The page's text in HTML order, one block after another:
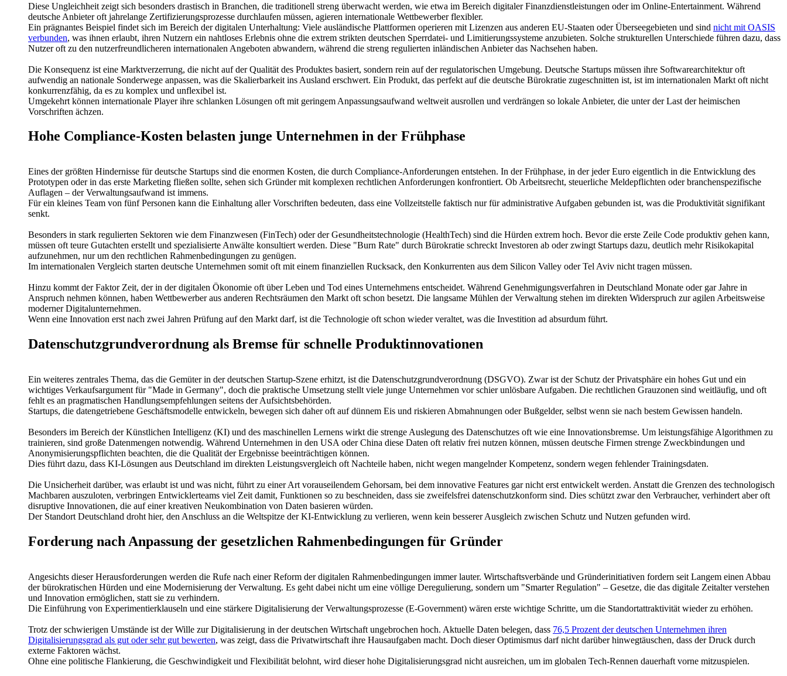
Diese Ungleichheit zeigt sich besonders drastisch in Branchen, die traditionell streng überwacht werden, wie etwa im Bereich digitaler Finanzdienstleistungen oder im Online-Entertainment. Während
deutsche Anbieter oft jahrelange Zertifizierungsprozesse durchlaufen müssen, agieren internationale Wettbewerber flexibler.
Ein prägnantes Beispiel findet sich im Bereich der digitalen Unterhaltung: Viele ausländische Plattformen operieren mit Lizenzen aus anderen EU-Staaten oder Überseegebieten und sind nicht mit OASIS
verbunden, was ihnen erlaubt, ihren Nutzern ein nahtloses Erlebnis ohne die extrem strikten deutschen Sperrdatei- und Limitierungssysteme anzubieten. Solche strukturellen Unterschiede führen dazu, dass
Nutzer oft zu den nutzerfreundlicheren internationalen Angeboten abwandern, während die streng regulierten inländischen Anbieter das Nachsehen haben.
Die Konsequenz ist eine Marktverzerrung, die nicht auf der Qualität des Produktes basiert, sondern rein auf der regulatorischen Umgebung. Deutsche Startups müssen ihre Softwarearchitektur oft
aufwendig an nationale Sonderwege anpassen, was die Skalierbarkeit ins Ausland erschwert. Ein Produkt, das perfekt auf die deutsche Bürokratie zugeschnitten ist, ist im internationalen Markt oft nicht
konkurrenzfähig, da es zu komplex und unflexibel ist.
Umgekehrt können internationale Player ihre schlanken Lösungen oft mit geringem Anpassungsaufwand weltweit ausrollen und verdrängen so lokale Anbieter, die unter der Last der heimischen
Vorschriften ächzen.
Hohe Compliance-Kosten belasten junge Unternehmen in der Frühphase
Eines der größten Hindernisse für deutsche Startups sind die enormen Kosten, die durch Compliance-Anforderungen entstehen. In der Frühphase, in der jeder Euro eigentlich in die Entwicklung des
Prototypen oder in das erste Marketing fließen sollte, sehen sich Gründer mit komplexen rechtlichen Anforderungen konfrontiert. Ob Arbeitsrecht, steuerliche Meldepflichten oder branchenspezifische
Auflagen – der Verwaltungsaufwand ist immens.
Für ein kleines Team von fünf Personen kann die Einhaltung aller Vorschriften bedeuten, dass eine Vollzeitstelle faktisch nur für administrative Aufgaben gebunden ist, was die Produktivität signifikant
senkt.
Besonders in stark regulierten Sektoren wie dem Finanzwesen (FinTech) oder der Gesundheitstechnologie (HealthTech) sind die Hürden extrem hoch. Bevor die erste Zeile Code produktiv gehen kann,
müssen oft teure Gutachten erstellt und spezialisierte Anwälte konsultiert werden. Diese "Burn Rate" durch Bürokratie schreckt Investoren ab oder zwingt Startups dazu, deutlich mehr Risikokapital
aufzunehmen, nur um den rechtlichen Rahmenbedingungen zu genügen.
Im internationalen Vergleich starten deutsche Unternehmen somit oft mit einem finanziellen Rucksack, den Konkurrenten aus dem Silicon Valley oder Tel Aviv nicht tragen müssen.
Hinzu kommt der Faktor Zeit, der in der digitalen Ökonomie oft über Leben und Tod eines Unternehmens entscheidet. Während Genehmigungsverfahren in Deutschland Monate oder gar Jahre in
Anspruch nehmen können, haben Wettbewerber aus anderen Rechtsräumen den Markt oft schon besetzt. Die langsame Mühlen der Verwaltung stehen im direkten Widerspruch zur agilen Arbeitsweise
moderner Digitalunternehmen.
Wenn eine Innovation erst nach zwei Jahren Prüfung auf den Markt darf, ist die Technologie oft schon wieder veraltet, was die Investition ad absurdum führt.
Datenschutzgrundverordnung als Bremse für schnelle Produktinnovationen
Ein weiteres zentrales Thema, das die Gemüter in der deutschen Startup-Szene erhitzt, ist die Datenschutzgrundverordnung (DSGVO). Zwar ist der Schutz der Privatsphäre ein hohes Gut und ein
wichtiges Verkaufsargument für "Made in Germany", doch die praktische Umsetzung stellt viele junge Unternehmen vor schier unlösbare Aufgaben. Die rechtlichen Grauzonen sind weitläufig, und oft
fehlt es an pragmatischen Handlungsempfehlungen seitens der Aufsichtsbehörden.
Startups, die datengetriebene Geschäftsmodelle entwickeln, bewegen sich daher oft auf dünnem Eis und riskieren Abmahnungen oder Bußgelder, selbst wenn sie nach bestem Gewissen handeln.
Besonders im Bereich der Künstlichen Intelligenz (KI) und des maschinellen Lernens wirkt die strenge Auslegung des Datenschutzes oft wie eine Innovationsbremse. Um leistungsfähige Algorithmen zu
trainieren, sind große Datenmengen notwendig. Während Unternehmen in den USA oder China diese Daten oft relativ frei nutzen können, müssen deutsche Firmen strenge Zweckbindungen und
Anonymisierungspflichten beachten, die die Qualität der Ergebnisse beeinträchtigen können.
Dies führt dazu, dass KI-Lösungen aus Deutschland im direkten Leistungsvergleich oft Nachteile haben, nicht wegen mangelnder Kompetenz, sondern wegen fehlender Trainingsdaten.
Die Unsicherheit darüber, was erlaubt ist und was nicht, führt zu einer Art vorauseilendem Gehorsam, bei dem innovative Features gar nicht erst entwickelt werden. Anstatt die Grenzen des technologisch
Machbaren auszuloten, verbringen Entwicklerteams viel Zeit damit, Funktionen so zu beschneiden, dass sie zweifelsfrei datenschutzkonform sind. Dies schützt zwar den Verbraucher, verhindert aber oft
disruptive Innovationen, die auf einer kreativen Neukombination von Daten basieren würden.
Der Standort Deutschland droht hier, den Anschluss an die Weltspitze der KI-Entwicklung zu verlieren, wenn kein besserer Ausgleich zwischen Schutz und Nutzen gefunden wird.
Forderung nach Anpassung der gesetzlichen Rahmenbedingungen für Gründer
Angesichts dieser Herausforderungen werden die Rufe nach einer Reform der digitalen Rahmenbedingungen immer lauter. Wirtschaftsverbände und Gründerinitiativen fordern seit Langem einen Abbau
der bürokratischen Hürden und eine Modernisierung der Verwaltung. Es geht dabei nicht um eine völlige Deregulierung, sondern um "Smarter Regulation" – Gesetze, die das digitale Zeitalter verstehen
und Innovation ermöglichen, statt sie zu verhindern.
Die Einführung von Experimentierklauseln und eine stärkere Digitalisierung der Verwaltungsprozesse (E-Government) wären erste wichtige Schritte, um die Standortattraktivität wieder zu erhöhen.
Trotz der schwierigen Umstände ist der Wille zur Digitalisierung in der deutschen Wirtschaft ungebrochen hoch. Aktuelle Daten belegen, dass 76,5 Prozent der deutschen Unternehmen ihren
Digitalisierungsgrad als gut oder sehr gut bewerten, was zeigt, dass die Privatwirtschaft ihre Hausaufgaben macht. Doch dieser Optimismus darf nicht darüber hinwegtäuschen, dass der Druck durch
externe Faktoren wächst.
Ohne eine politische Flankierung, die Geschwindigkeit und Flexibilität belohnt, wird dieser hohe Digitalisierungsgrad nicht ausreichen, um im globalen Tech-Rennen dauerhaft vorne mitzuspielen.